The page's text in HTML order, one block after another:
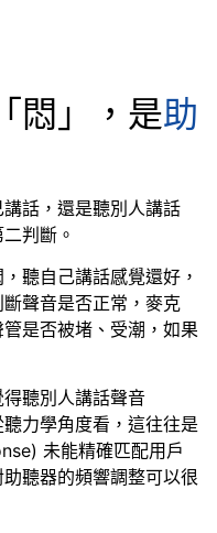
悶」，是助
話，還是聽別人講話
判斷。
聽自己講話感覺還好，
聲音是否正常，麥克
是否被堵、受潮，如果
聽別人講話聲音
聽力學角度看，這往往是
未能精確匹配用戶
聽器的頻響調整可以很